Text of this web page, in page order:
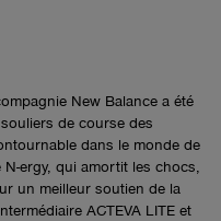
New Balance a été
de course des
dans le monde de
ergy, qui amortit les chocs,
un meilleur soutien de la
ACTEVA LITE et